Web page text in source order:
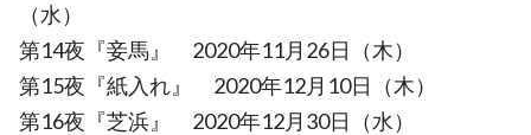
（水）
第14夜『妾馬』 2020年11月26日（木）
第15夜『紙入れ』 2020年12月10日（木）
第16夜『芝浜』 2020年12月30日（水）